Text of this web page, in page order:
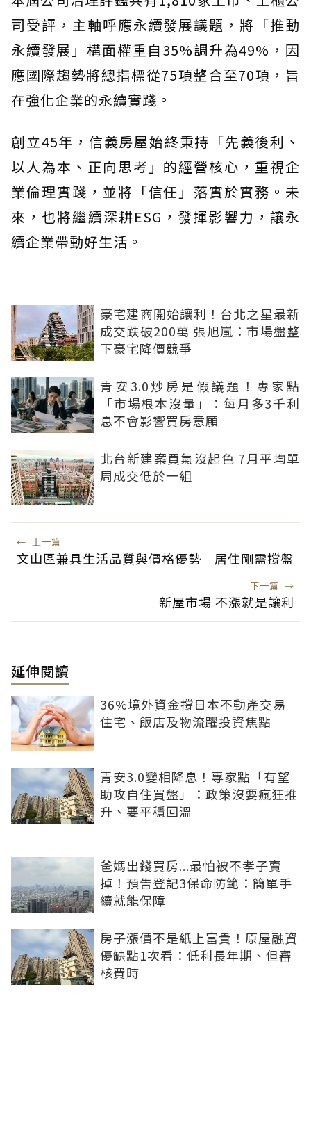
司受評，主軸呼應永續發展議題，將「推動
永續發展」構面權重自35%調升為49%，因
應國際趨勢將總指標從75項整合至70項，旨
在強化企業的永續實踐。
創立45年，信義房屋始終秉持「先義後利、
以人為本、正向思考」的經營核心，重視企
業倫理實踐，並將「信任」落實於實務。未
來，也將繼續深耕ESG，發揮影響力，讓永
續企業帶動好生活。
豪宅建商開始讓利！台北之星最新
成交跌破200萬 張旭嵐：市場盤整
下豪宅降價競爭
青安3.0炒房是假議題！專家點
「市場根本沒量」：每月多3千利
息不會影響買房意願
北台新建案買氣沒起色 7月平均單
周成交低於一組
← 上一篇
文山區兼具生活品質與價格優勢 居住剛需撐盤
下一篇 →
新屋市場 不漲就是讓利
延伸閱讀
36%境外資金撐日本不動產交易
住宅、飯店及物流躍投資焦點
青安3.0變相降息！專家點「有望
助攻自住買盤」：政策沒要瘋狂推
升、要平穩回溫
爸媽出錢買房...最怕被不孝子賣
掉！預告登記3保命防範：簡單手
續就能保障
房子漲價不是紙上富貴！原屋融資
優缺點1次看：低利長年期、但審
核費時